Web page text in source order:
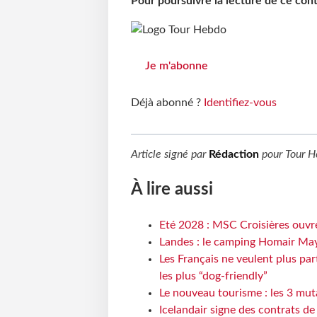
Je m'abonne
Déjà abonné ? Identifiez-vous
Article signé par Rédactionpour Tour
À lire aussi
Eté 2028 : MSC Croisières
Landes : le camping Homair
Les Français ne veulent plus
les plus “dog-friendly”
Le nouveau tourisme : les 3
Icelandair signe des contrats